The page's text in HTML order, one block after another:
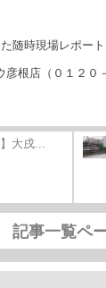
随時現場レポー
根店（０１２０
大戌...
記事一覧ペ